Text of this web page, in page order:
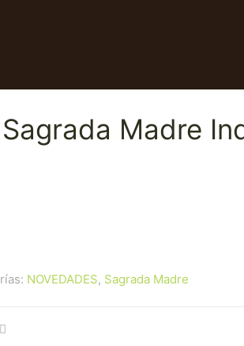
Madre
NOVEDADES, Sagrada Madre